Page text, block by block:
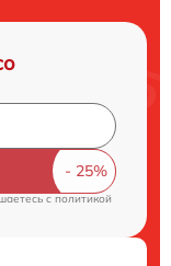
cполитикой